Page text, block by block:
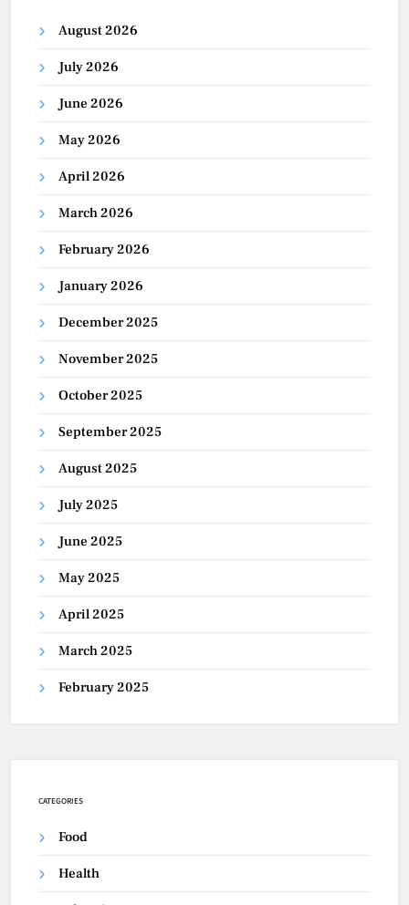
August 2026
July 2026
June 2026
May 2026
April 2026
March 2026
February 2026
January 2026
December 2025
November 2025
October 2025
September 2025
August 2025
July 2025
June 2025
May 2025
April 2025
March 2025
February 2025
CATEGORIES
Food
Health